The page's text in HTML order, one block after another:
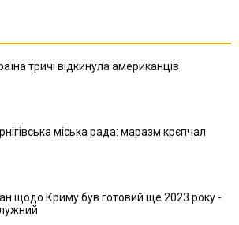
тричі відкинула американців
міська рада: маразм крєпчал
щодо Криму був готовий ще 2023 року -